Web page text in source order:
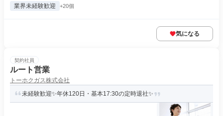
業界未経験歓迎 +20個
気になる
契約社員
ルート営業
トーホクガス株式会社
未経験歓迎✨年休120日・基本17:30の定時退社✨